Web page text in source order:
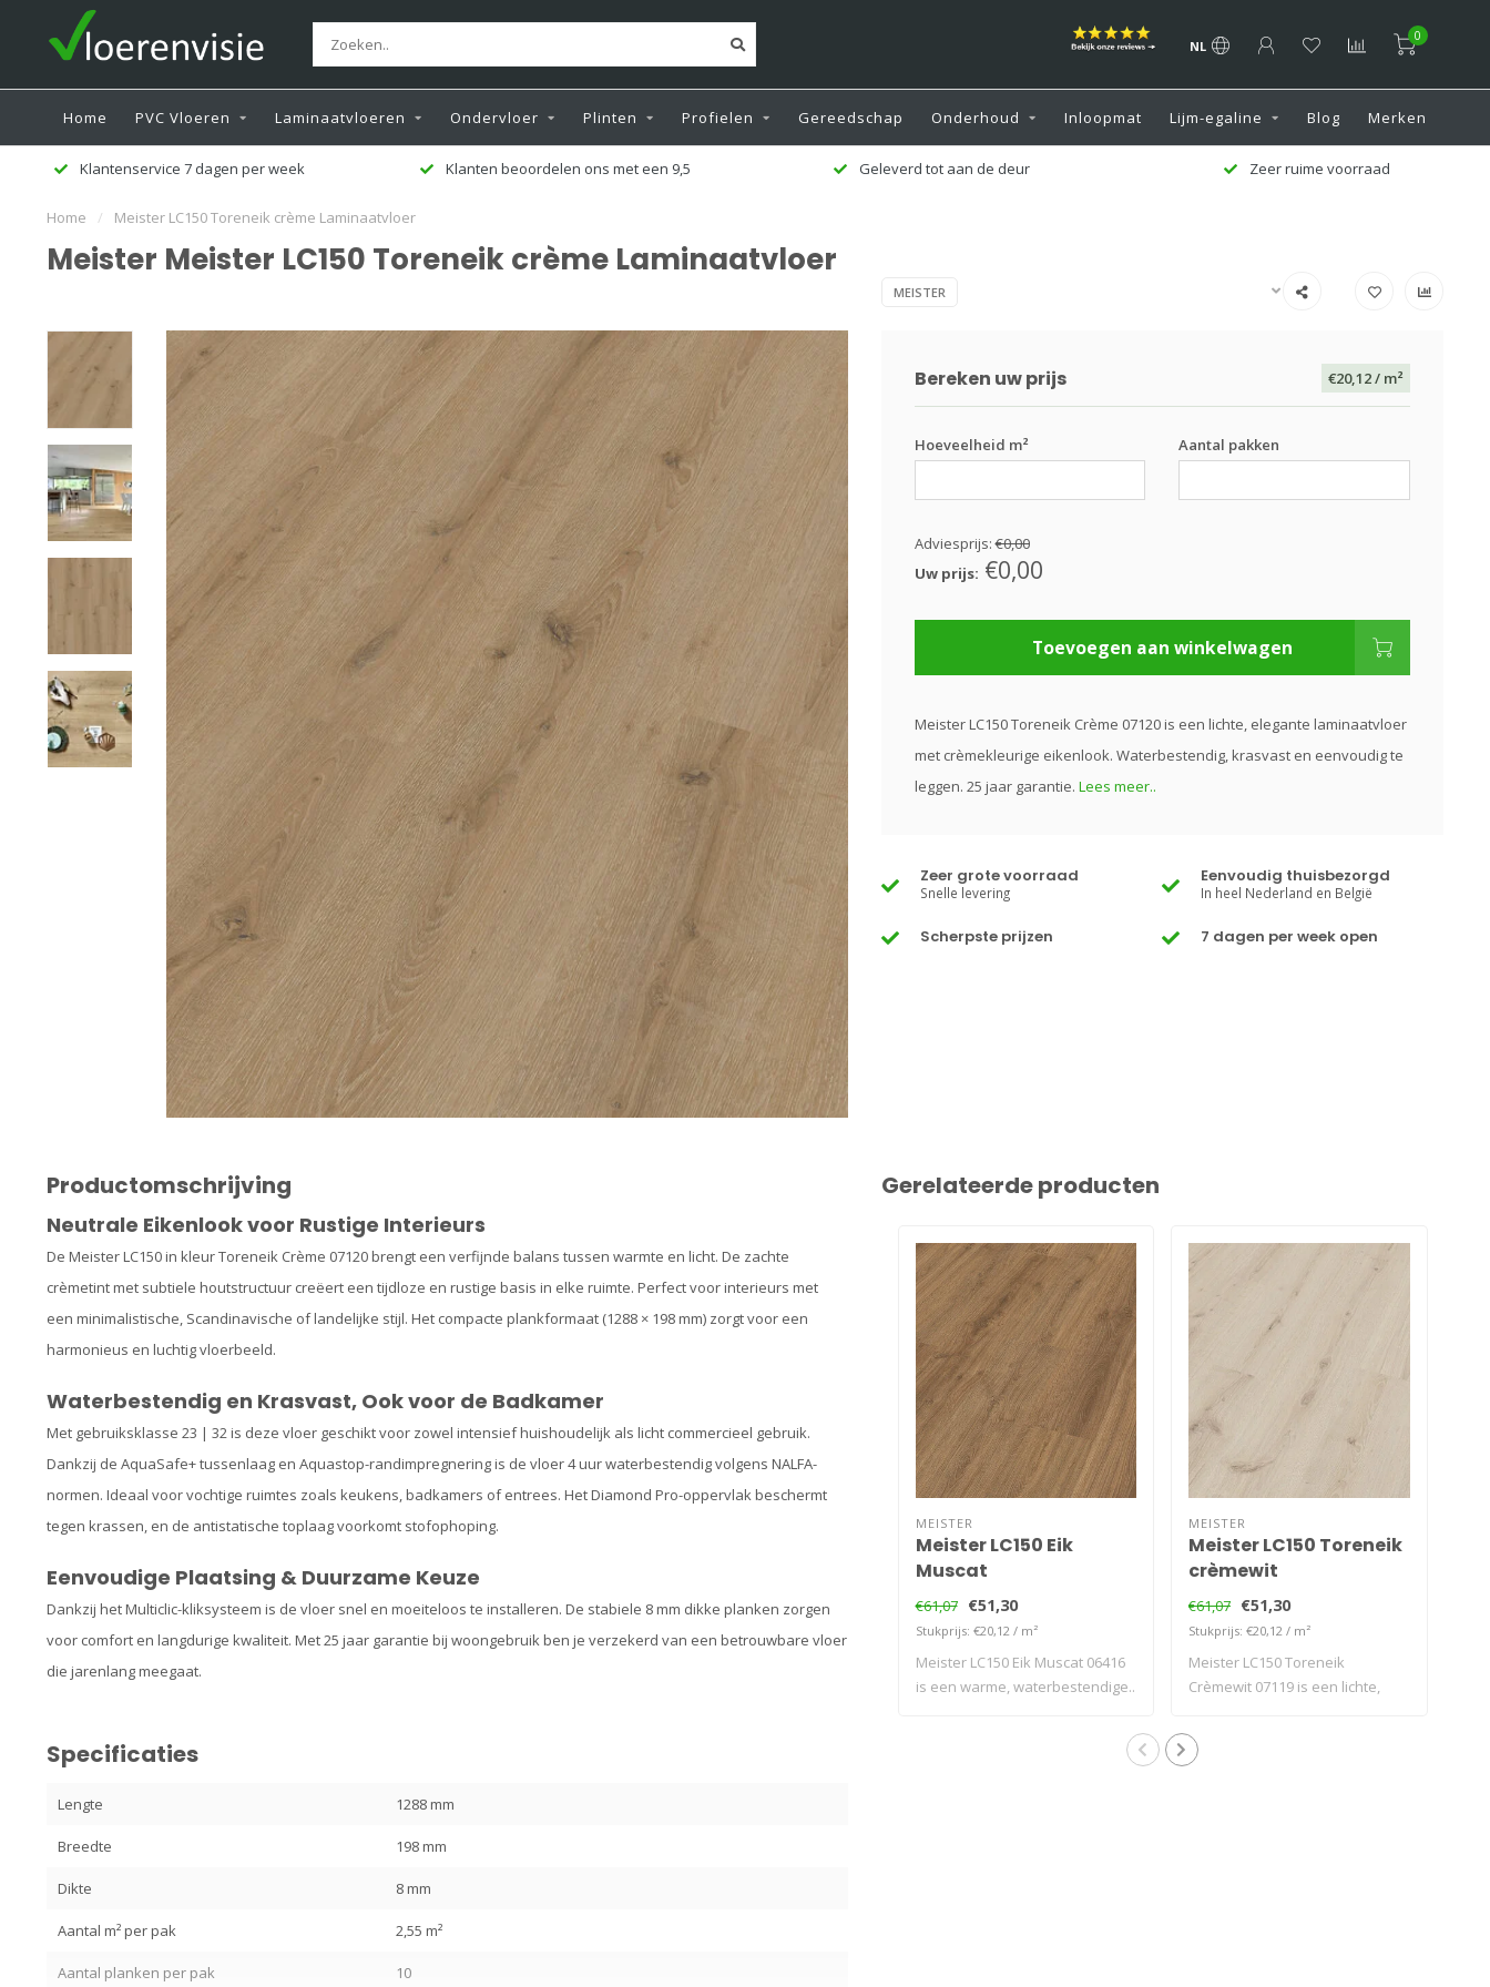
NL
0
Home PVC Vloeren Laminaatvloeren Ondervloer Plinten Profielen Gereedschap Onderhoud Inloopmat Lijm-egaline Blog Merken
Klantenservice 7 dagen per week Klanten beoordelen ons met een 9,5 Geleverd tot aan de deur Zeer ruime voorraad
Home / Meister LC150 Toreneik crème Laminaatvloer
Meister Meister LC150 Toreneik crème Laminaatvloer
MEISTER
Bereken uw prijs €20,12/ m²
Hoeveelheid m² Aantal pakken
Adviesprijs:€0,00
Uw prijs: €0,00
Toevoegen aan winkelwagen
Meister LC150 Toreneik Crème 07120 is een lichte, elegante laminaatvloer
met crèmekleurige eikenlook. Waterbestendig, krasvast en eenvoudig te
leggen. 25 jaar garantie. Lees meer..
Zeer grote voorraad
Snelle levering
Eenvoudig thuisbezorgd
In heel Nederland en België
Scherpste prijzen 7 dagen per week open
Productomschrijving
Neutrale Eikenlook voor Rustige Interieurs
De Meister LC150 in kleur Toreneik Crème 07120 brengt een verfijnde balans tussen warmte en licht. De zachte
crèmetint met subtiele houtstructuur creëert een tijdloze en rustige basis in elke ruimte. Perfect voor interieurs met
een minimalistische, Scandinavische of landelijke stijl. Het compacte plankformaat (1288 × 198 mm) zorgt voor een
harmonieus en luchtig vloerbeeld.
Waterbestendig en Krasvast, Ook voor de Badkamer
Met gebruiksklasse 23 | 32 is deze vloer geschikt voor zowel intensief huishoudelijk als licht commercieel gebruik.
Dankzij de AquaSafe+ tussenlaag en Aquastop-randimpregnering is de vloer 4 uur waterbestendig volgens NALFA-
normen. Ideaal voor vochtige ruimtes zoals keukens, badkamers of entrees. Het Diamond Pro-oppervlak beschermt
tegen krassen, en de antistatische toplaag voorkomt stofophoping.
Eenvoudige Plaatsing & Duurzame Keuze
Dankzij het Multiclic-kliksysteem is de vloer snel en moeiteloos te installeren. De stabiele 8 mm dikke planken zorgen
voor comfort en langdurige kwaliteit. Met 25 jaar garantie bij woongebruik ben je verzekerd van een betrouwbare vloer
die jarenlang meegaat.
Specificaties
Lengte 1288 mm
Breedte 198 mm
Dikte 8 mm
Aantal m² per pak 2,55 m²
Aantal planken per pak 10
Gerelateerde producten
MEISTER
Meister LC150 Eik
Muscat
€61,07 €51,30
Stukprijs: €20,12 / m²
Meister LC150 Eik Muscat 06416
is een warme, waterbestendige..
MEISTER
Meister LC150 Toreneik
crèmewit
€61,07 €51,30
Stukprijs: €20,12 / m²
Meister LC150 Toreneik
Crèmewit 07119 is een lichte,